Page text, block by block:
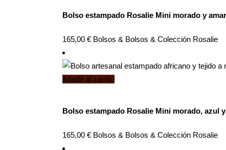
Bolso estampado Rosalie Mini morado y
165,00 € Bolsos & Bolsos & Colección Rosalie
Añadir al carrito
Bolso estampado Rosalie Mini morado, azul
165,00 € Bolsos & Bolsos & Colección Rosalie